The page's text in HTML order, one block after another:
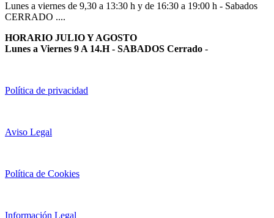
Lunes a viernes de 9,30 a 13:30 h y de 16:30 a 19:00 h - Sabados
CERRADO ....
HORARIO JULIO Y AGOSTO
Lunes a Viernes 9 A 14.H - SABADOS Cerrado -
Política de privacidad
Aviso Legal
Política de Cookies
Información Legal